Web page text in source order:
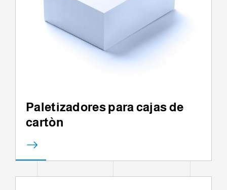
Paletizadores para cajas de
cartòn